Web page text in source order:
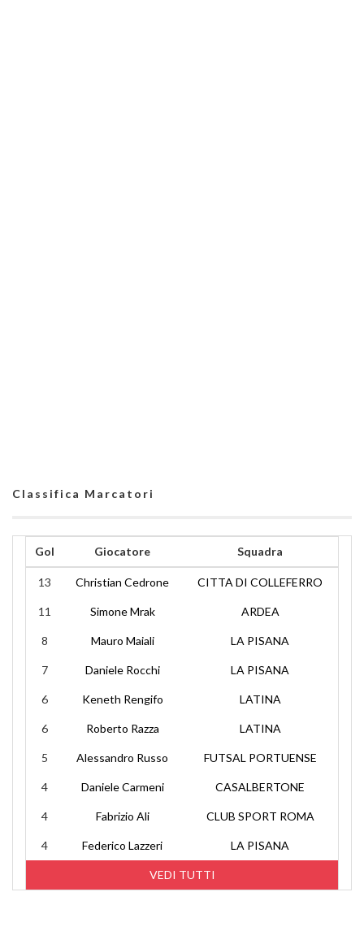
Classifica Marcatori
Gol Giocatore Squadra
VEDI TUTTI
13 Christian Cedrone CITTA DI COLLEFERRO
11 Simone Mrak ARDEA
8 Mauro Maiali LA PISANA
7 Daniele Rocchi LA PISANA
6 Keneth Rengifo LATINA
6 Roberto Razza LATINA
5 Alessandro Russo FUTSAL PORTUENSE
4 Daniele Carmeni CASALBERTONE
4 Fabrizio Ali CLUB SPORT ROMA
4 Federico Lazzeri LA PISANA